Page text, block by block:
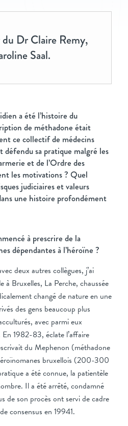
Dr Claire Remy,
Saal.
a été l’histoire du
de méthadone était
ce collectif de médecins
sa pratique malgré les
et de l’Ordre des
les motivations ? Quel
judiciaires et valeurs
une histoire profondément
à prescrire de la
dépendantes à l’héroïne ?
deux autres collègues, j’ai
à Bruxelles, La Perche, chaussée
changé de nature en une
des gens beaucoup plus
avec parmi eux
1982-83, éclate l’affaire
du Mephenon (méthadone
bruxellois (200-300
a été connue, la patientèle
Il a été arrêté, condamné
de son procès ont servi de cadre
consensus en 19941.